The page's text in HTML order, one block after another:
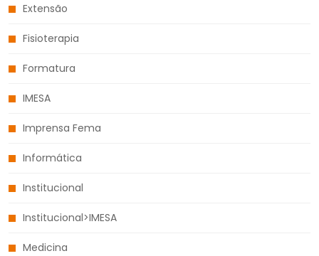
Extensão
Fisioterapia
Formatura
IMESA
Imprensa Fema
Informática
Institucional
Institucional>IMESA
Medicina